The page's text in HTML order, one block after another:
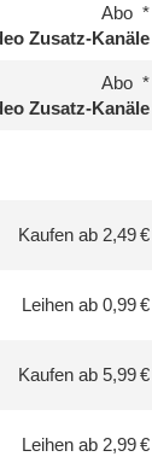
Abo
Zusatz-Kanäle
Abo
Zusatz-Kanäle
Kaufen ab 2,49 €
Leihen ab 0,99 €
Kaufen ab 5,99 €
Leihen ab 2,99 €